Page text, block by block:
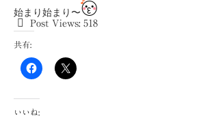
始まり始まり〜
Post Views: 518
共有:
いいね: